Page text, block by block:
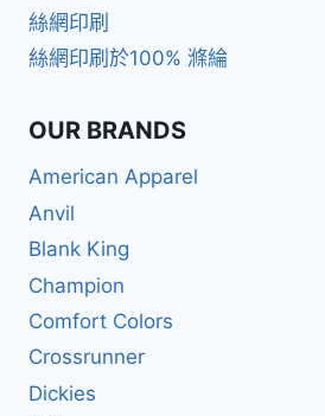
絲網印刷
絲網印刷於100% 滌綸
OUR BRANDS
American Apparel
Anvil
Blank King
Champion
Comfort Colors
Crossrunner
Dickies